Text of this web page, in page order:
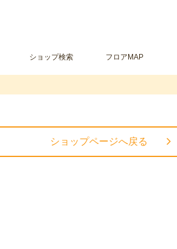
ショップ検索 フロアMAP
ショップページへ戻る